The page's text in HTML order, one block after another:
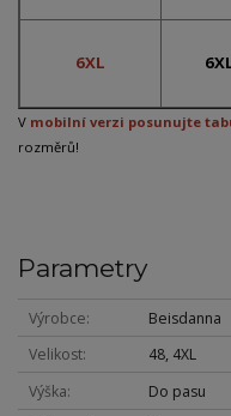
6XL
V mobilní verzi posunujte
rozměrů!
Parametry
Výrobce
Beisdanna
Velikost
48, 4XL
Výška
Do pasu